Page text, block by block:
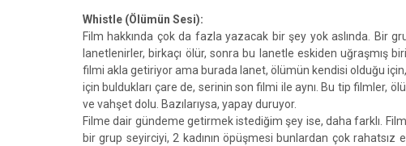
Whistle (Ölümün Sesi):
Film hakkında çok da fazla yazacak bir şey yok aslında. Bir
lanetlenirler, birkaçı ölür, sonra bu lanetle eskiden uğraşmış
filmi akla getiriyor ama burada lanet, ölümün kendisi olduğu
için buldukları çare de, serinin son filmi ile aynı. Bu tip filmler,
ve vahşet dolu. Bazılarıysa, yapay duruyor.
Filme dair gündeme getirmek istediğim şey ise, daha farklı.
bir grup seyirciyi, 2 kadının öpüşmesi bunlardan çok rahatsız